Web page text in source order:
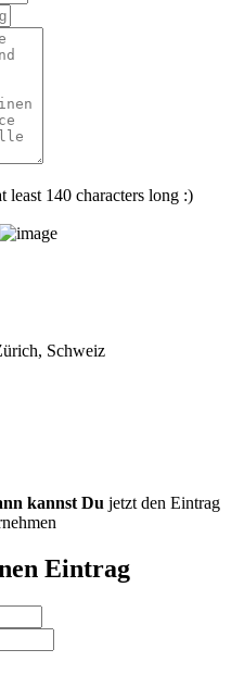
least 140 characters long :)
Schweiz
kannst Du jetzt den Eintrag
Eintrag